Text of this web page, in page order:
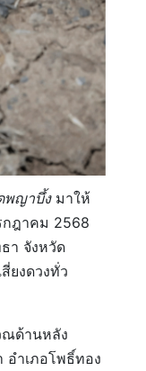
พญาบึ้งมาให้
กฎาคม 2568
า จังหวัด
ยงดวงทั่ว
ณด้านหลัง
อำเภอโพธิ์ทอง